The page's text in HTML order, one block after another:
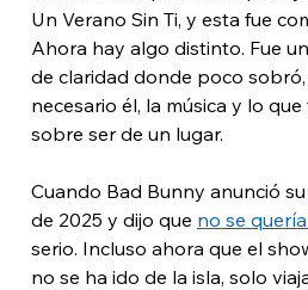
Un Verano Sin Ti, y esta fue
Ahora hay algo distinto. Fue
de claridad donde poco
necesario él, la música y lo
sobre ser de un lugar.
Cuando Bad Bunny anunció
de 2025 y dijo que no se
serio. Incluso ahora que el
no se ha ido de la isla, solo